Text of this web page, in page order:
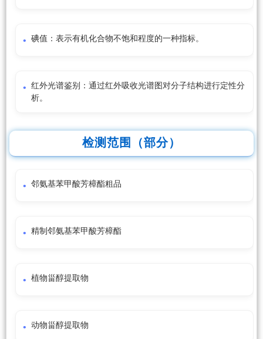
碘值：表示有机化合物不饱和程度的一种指标。
红外光谱鉴别：通过红外吸收光谱图对分子结构进行定性分
析。
检测范围（部分）
邻氨基苯甲酸芳樟酯粗品
精制邻氨基苯甲酸芳樟酯
植物甾醇提取物
动物甾醇提取物